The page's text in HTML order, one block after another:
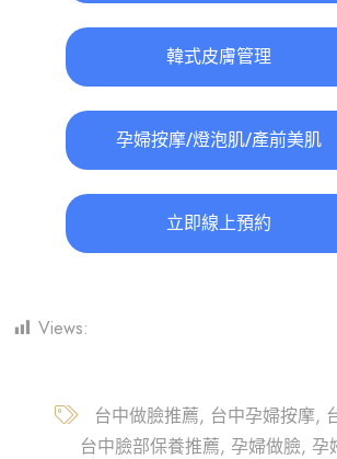
韓式皮膚管理
孕婦按摩/燈泡肌/產前美肌
立即線上預約
Views:
台中做臉推薦 台中孕婦按摩
台中臉部保養推薦 孕婦做臉 孕